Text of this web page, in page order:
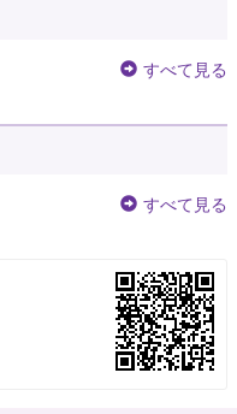
すべて見る
すべて見る